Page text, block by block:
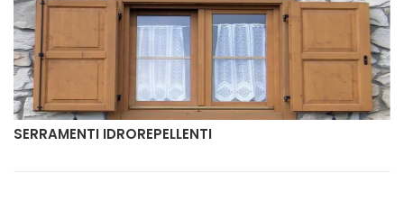
SERRAMENTI IDROREPELLENTI